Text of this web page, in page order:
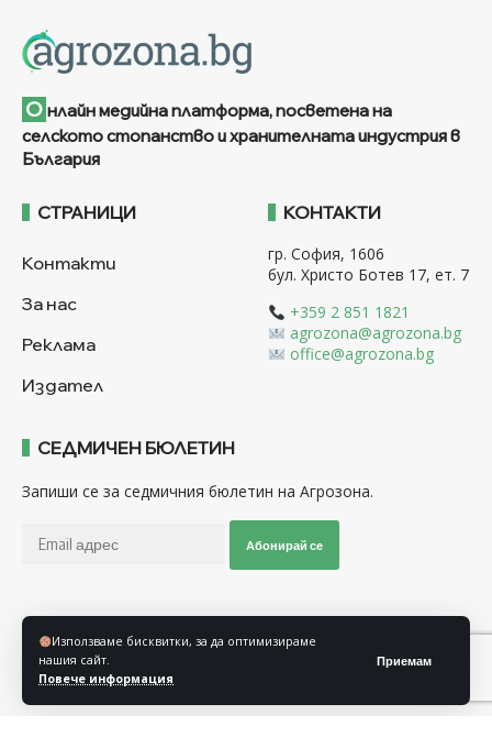
Използваме бисквитки, за да оптимизираме
нашия сайт.
Повече информация
Приемам
О нлайн медийна платформа, посветена на
селското стопанство и хранителната индустрия в
България
СТРАНИЦИ
Контакти
За нас
Реклама
Издател
КОНТАКТИ
гр. София, 1606
бул. Христо Ботев 17, ет. 7
+359 2 851 1821
agrozona@agrozona.bg
office@agrozona.bg
СЕДМИЧЕН БЮЛЕТИН
Запиши се за седмичния бюлетин на Агрозона.
Абонирай се
Последвайте ни